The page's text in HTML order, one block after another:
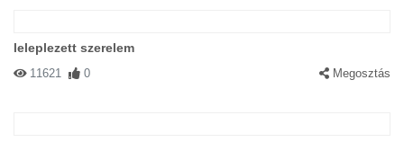
leleplezett szerelem
11621 0 Megosztás